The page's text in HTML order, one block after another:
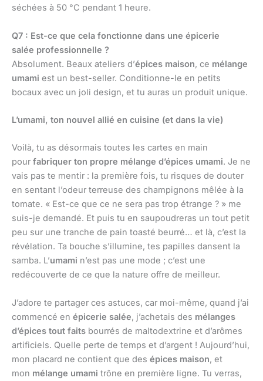
séchées à 50 °C pendant 1 heure.
Q7 : Est-ce que cela fonctionne dans une épicerie
salée professionnelle ?
Absolument. Beaux ateliers d’épices maison, ce mélange
umami est un best-seller. Conditionne-le en petits
bocaux avec un joli design, et tu auras un produit unique.
L’umami, ton nouvel allié en cuisine (et dans la vie)
Voilà, tu as désormais toutes les cartes en main
pour fabriquer ton propre mélange d’épices umami. Je ne
vais pas te mentir : la première fois, tu risques de douter
en sentant l’odeur terreuse des champignons mêlée à la
tomate. « Est-ce que ce ne sera pas trop étrange ? » me
suis-je demandé. Et puis tu en saupoudreras un tout petit
peu sur une tranche de pain toasté beurré… et là, c’est la
révélation. Ta bouche s’illumine, tes papilles dansent la
samba. L’umami n’est pas une mode ; c’est une
redécouverte de ce que la nature offre de meilleur.
J’adore te partager ces astuces, car moi-même, quand j’ai
commencé en épicerie salée, j’achetais des mélanges
d’épices tout faits bourrés de maltodextrine et d’arômes
artificiels. Quelle perte de temps et d’argent ! Aujourd’hui,
mon placard ne contient que des épices maison, et
mon mélange umami trône en première ligne. Tu verras,